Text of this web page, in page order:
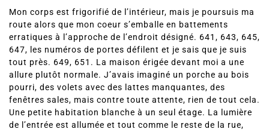
Mon corps est frigorifié de l’intérieur, mais je poursuis ma
route alors que mon coeur s’emballe en battements
erratiques à l’approche de l’endroit désigné. 641, 643, 645,
647, les numéros de portes défilent et je sais que je suis
tout près. 649, 651. La maison érigée devant moi a une
allure plutôt normale. J’avais imaginé un porche au bois
pourri, des volets avec des lattes manquantes, des
fenêtres sales, mais contre toute attente, rien de tout cela.
Une petite habitation blanche à un seul étage. La lumière
de l’entrée est allumée et tout comme le reste de la rue,